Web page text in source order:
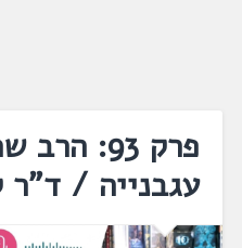
פרק 93:
עגבנייה / ד"ר